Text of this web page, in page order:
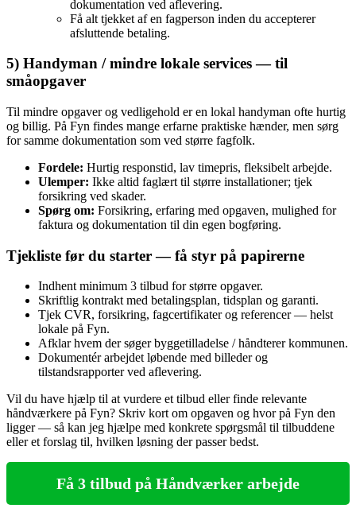
dokumentation ved aflevering.
Få alt tjekket af en fagperson inden du accepterer
afsluttende betaling.
5) Handyman / mindre lokale services — til
småopgaver
Til mindre opgaver og vedligehold er en lokal handyman ofte hurtig
og billig. På Fyn findes mange erfarne praktiske hænder, men sørg
for samme dokumentation som ved større fagfolk.
Fordele: Hurtig responstid, lav timepris, fleksibelt arbejde.
Ulemper: Ikke altid faglært til større installationer; tjek
forsikring ved skader.
Spørg om: Forsikring, erfaring med opgaven, mulighed for
faktura og dokumentation til din egen bogføring.
Tjekliste før du starter — få styr på papirerne
Indhent minimum 3 tilbud for større opgaver.
Skriftlig kontrakt med betalingsplan, tidsplan og garanti.
Tjek CVR, forsikring, fagcertifikater og referencer — helst
lokale på Fyn.
Afklar hvem der søger byggetilladelse / håndterer kommunen.
Dokumentér arbejdet løbende med billeder og
tilstandsrapporter ved aflevering.
Vil du have hjælp til at vurdere et tilbud eller finde relevante
håndværkere på Fyn? Skriv kort om opgaven og hvor på Fyn den
ligger — så kan jeg hjælpe med konkrete spørgsmål til tilbuddene
eller et forslag til, hvilken løsning der passer bedst.
Få 3 tilbud på Håndværker arbejde